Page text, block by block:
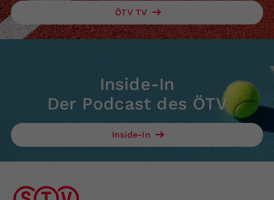
ÖTV TV
Inside-In
Der Podcast des ÖTV
Inside-In